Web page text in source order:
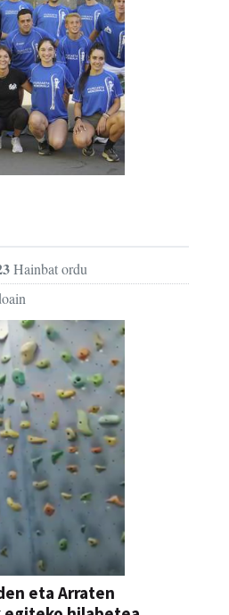
Hainbat ordu
eta Arraten